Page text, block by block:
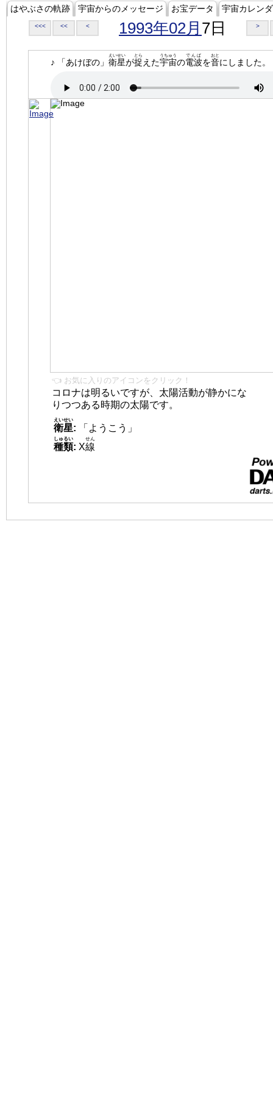
はやぶさの軌跡 宇宙からのメッセージ お宝データ 宇宙カレン
<<< << < 1993年02月 7日 >
♪ 「あけぼの」 衛星
えいせい
が捉
とら
えた宇宙
うちゅう
の電波
でんぱ
を音
おと
にしました。
👈 お気に入りのアイコンをクリック！
コロナは明るいですが、太陽活動が静かにな
りつつある時期の太陽です。
衛星
えいせい
:
「ようこう」
種類
しゅるい
: X線
せん